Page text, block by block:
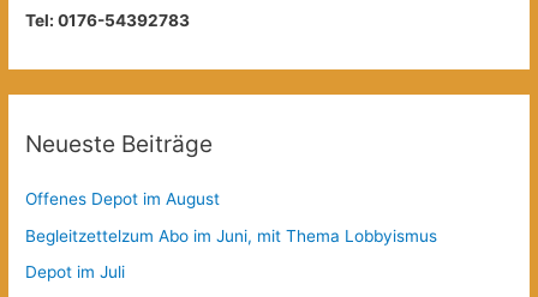
Tel: 0176-54392783
Neueste Beiträge
Offenes Depot im August
Begleitzettelzum Abo im Juni, mit Thema Lobbyismus
Depot im Juli